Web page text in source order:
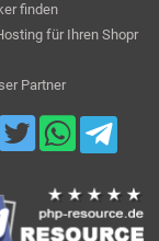
finden
für Ihren Shopr
Partner